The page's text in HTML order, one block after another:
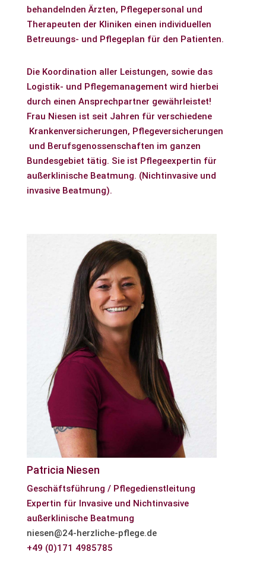
behandelnden Ärzten, Pflegepersonal und
Therapeuten der Kliniken einen individuellen
Betreuungs- und Pflegeplan für den Patienten.
Die Koordination aller Leistungen, sowie das
Logistik- und Pflegemanagement wird hierbei
durch einen Ansprechpartner gewährleistet!
Frau Niesen ist seit Jahren für verschiedene
Krankenversicherungen, Pflegeversicherungen
und Berufsgenossenschaften im ganzen
Bundesgebiet tätig. Sie ist Pflegeexpertin für
außerklinische Beatmung. (Nichtinvasive und
invasive Beatmung).
Patricia Niesen
Geschäftsführung / Pflegedienstleitung
Expertin für Invasive und Nichtinvasive
außerklinische Beatmung
niesen@24-herzliche-pflege.de
+49 (0)171 4985785